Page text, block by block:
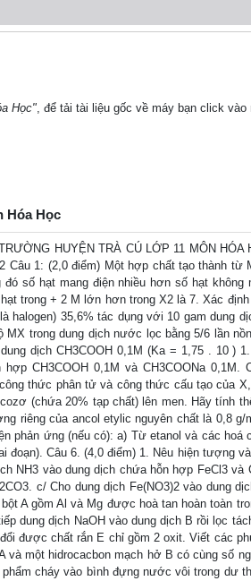
Học", để tải tài liệu gốc về máy bạn click vào
Hóa Học
HUYỆN TRÀ CÚ LỚP 11 MÔN HÓA
1: (2,0 điểm) Một hợp chất tạo thành từ
số hạt mang điện nhiều hơn số hạt không
trong + 2 M lớn hơn trong X2 là 7. Xác
halogen) 35,6% tác dụng với 10 gam dung
trong dung dịch nước lọc bằng 5/6 lần
dịch CH3COOH 0,1M (Ka = 1,75 . 10 )
CH3COOH 0,1M và CH3COONa 0,1M.
thức phân tử và công thức cấu tạo của
(chứa 20% tạp chất) lên men. Hãy tính
riêng của ancol etylic nguyên chất là 0,8 g/
phản ứng (nếu có): a) Từ etanol và các hoá
đoạn). Câu 6. (4,0 điểm) 1. Nêu hiện tượng
NH3 vào dung dịch chứa hỗn hợp FeCl3 và
c/ Cho dung dịch Fe(NO3)2 vào dung
A gồm Al và Mg được hoà tan hoàn toàn
dung dịch NaOH vào dung dịch B rồi lọc
được chất rắn E chỉ gồm 2 oxit. Viết các
và một hidrocacbon mạch hở B có cùng số
cháy vào bình đựng nước vôi trong dư